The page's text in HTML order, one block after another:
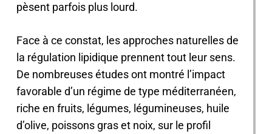
pèsent parfois plus lourd.
Face à ce constat, les approches naturelles de
la régulation lipidique prennent tout leur sens.
De nombreuses études ont montré l’impact
favorable d’un régime de type méditerranéen,
riche en fruits, légumes, légumineuses, huile
d’olive, poissons gras et noix, sur le profil